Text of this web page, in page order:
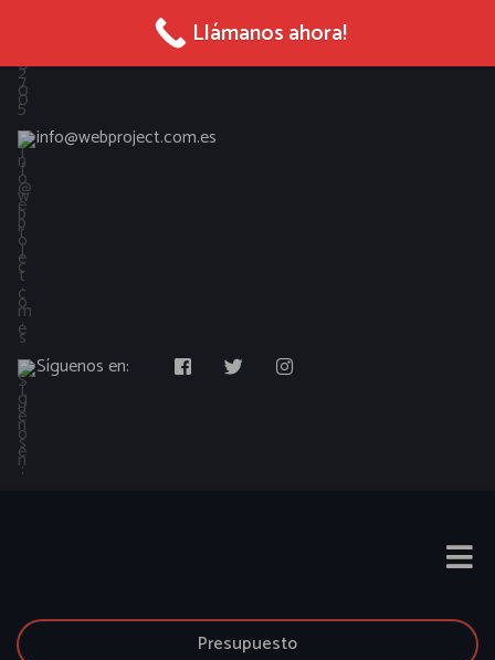
info@webproject.com.es
Síguenos en:
Presupuesto
Llámanos ahora!